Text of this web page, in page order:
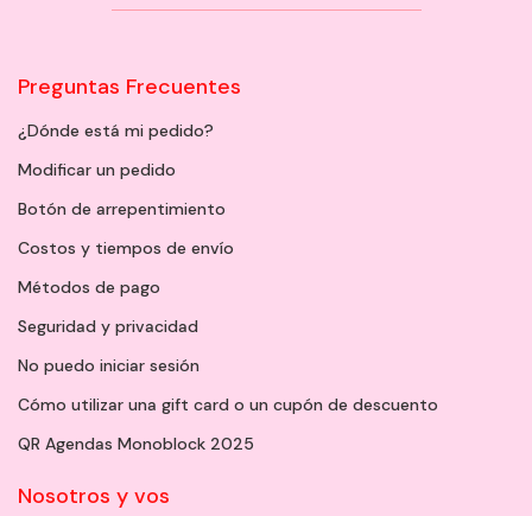
Preguntas Frecuentes
¿Dónde está mi pedido?
Modificar un pedido
Botón de arrepentimiento
Costos y tiempos de envío
Métodos de pago
Seguridad y privacidad
No puedo iniciar sesión
Cómo utilizar una gift card o un cupón de descuento
QR Agendas Monoblock 2025
Nosotros y vos